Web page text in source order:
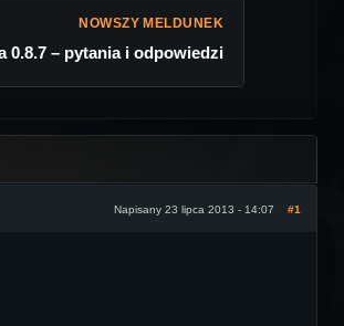
NOWSZY MELDUNEK
0.8.7 – pytania i odpowiedzi
Napisany 23 lipca 2013 - 14:07 #1